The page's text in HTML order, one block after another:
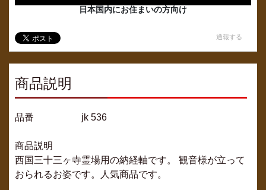
日本国内にお住まいの方向け
通報する
商品説明
品番 jk 536
商品説明
西国三十三ヶ寺霊場用の納経軸です。 観音様が立って
おられるお姿です。人気商品です。